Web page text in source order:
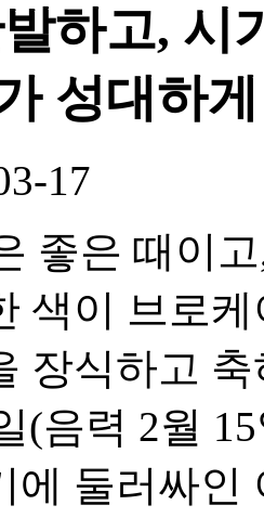
하고, 시
성대하
17
좋은 때이
색이 브로
장식하고
(음력 2월
에 둘러싸